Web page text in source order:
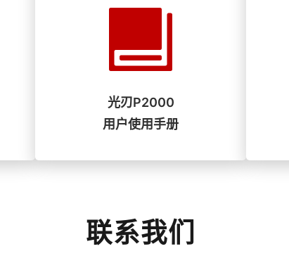
光刃P2000
用户使用手册
联系我们